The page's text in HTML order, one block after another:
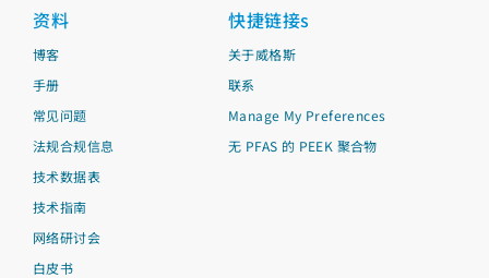
资料
博客
手册
常见问题
法规合规信息
技术数据表
技术指南
网络研讨会
白皮书
快捷链接s
关于威格斯
联系
Manage My Preferences
无 PFAS 的 PEEK 聚合物